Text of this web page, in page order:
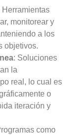
Herramientas
monitorear y
a los
objetivos.
: Soluciones
la
real, lo cual es
o
iteración y
como